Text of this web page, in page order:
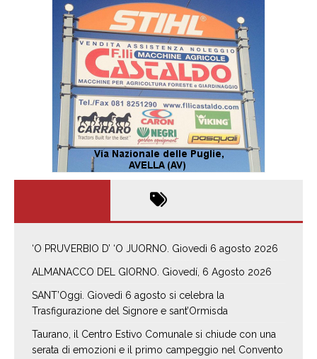
‘O PRUVERBIO D’ ‘O JUORNO. Giovedì 6 agosto 2026
ALMANACCO DEL GIORNO. Giovedí, 6 Agosto 2026
SANT’Oggi. Giovedì 6 agosto si celebra la
Trasfigurazione del Signore e sant’Ormisda
Taurano, il Centro Estivo Comunale si chiude con una
serata di emozioni e il primo campeggio nel Convento